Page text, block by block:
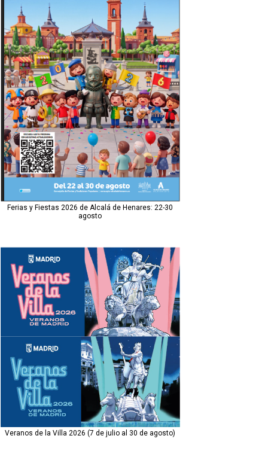
Ferias y Fiestas 2026 de Alcalá de Henares: 22-30
agosto
Veranos de la Villa 2026 (7 de julio al 30 de agosto)